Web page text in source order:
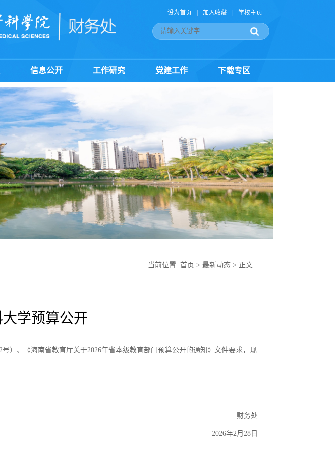
设为首页 加入收藏 学校主页
信息公开 工作研究 党建工作 下载专区
当前位置: 首页 > 最新动态 > 正文
学预算公开
）、《海南省教育厅关于2026年省本级教育部门预算公开的通知》文件要求，现
财务处
2026年2月28日